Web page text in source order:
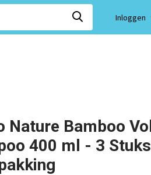
Inloggen
Nature Bamboo
400 ml - 3